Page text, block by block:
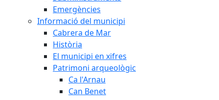
Emergències
Informació del municipi
Cabrera de Mar
Història
El municipi en xifres
Patrimoni arqueològic
Ca l'Arnau
Can Benet